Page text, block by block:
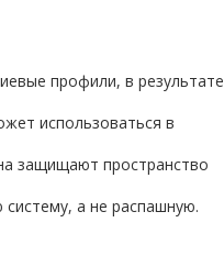
профили, в результате
использоваться в
защищают пространство